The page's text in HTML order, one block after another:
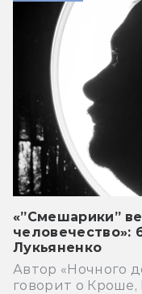
«”Смешарики”
человечество»:
Лукьяненко
Автор «Ночного
говорит о